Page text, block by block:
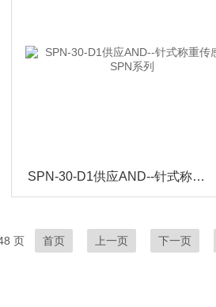
SPN-30-D1供应AND--针式称重传感器 SPN系列
页 首页 上一页 下一页